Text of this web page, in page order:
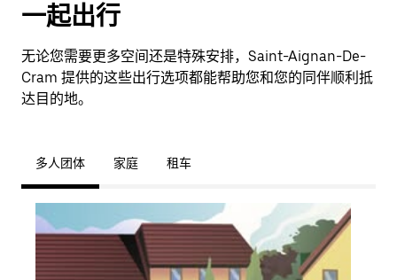
一起出行
无论您需要更多空间还是特殊安排，Saint-Aignan-De-
Cram 提供的这些出行选项都能帮助您和您的同伴顺利抵
达目的地。
多人团体 家庭 租车